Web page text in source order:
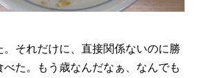
。それだけに、直接関係ないのに勝
た。もう歳なんだなぁ、なんでも